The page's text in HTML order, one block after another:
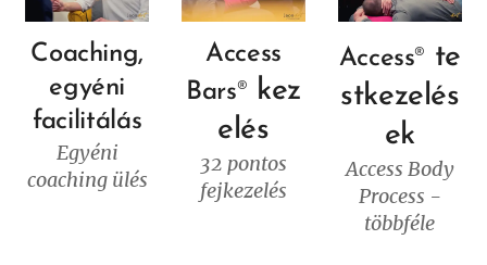
Coaching,
egyéni
facilitálás
Egyéni
coaching ülés
Access
Bars® kez
elés
32 pontos
fejkezelés
Access® te
stkezelés
ek
Access Body
Process -
többféle